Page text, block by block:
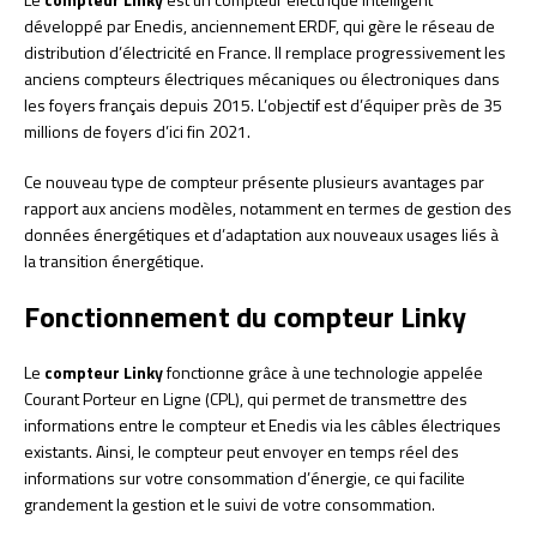
développé par Enedis, anciennement ERDF, qui gère le réseau de
distribution d’électricité en France. Il remplace progressivement les
anciens compteurs électriques mécaniques ou électroniques dans
les foyers français depuis 2015. L’objectif est d’équiper près de 35
millions de foyers d’ici fin 2021.
Ce nouveau type de compteur présente plusieurs avantages par
rapport aux anciens modèles, notamment en termes de gestion des
données énergétiques et d’adaptation aux nouveaux usages liés à
la transition énergétique.
Fonctionnement du compteur Linky
Le compteur Linkyfonctionne grâce à une technologie appelée
Courant Porteur en Ligne (CPL), qui permet de transmettre des
informations entre le compteur et Enedis via les câbles électriques
existants. Ainsi, le compteur peut envoyer en temps réel des
informations sur votre consommation d’énergie, ce qui facilite
grandement la gestion et le suivi de votre consommation.